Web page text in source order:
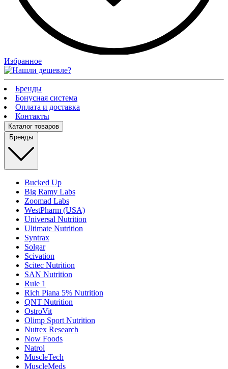
Избранное
Бренды
Бонусная система
Оплата и доставка
Контакты
Каталог товаров
Бренды
Bucked Up
Big Ramy Labs
Zoomad Labs
WestPharm (USA)
Universal Nutrition
Ultimate Nutrition
Syntrax
Solgar
Scivation
Scitec Nutrition
SAN Nutrition
Rule 1
Rich Piana 5% Nutrition
QNT Nutrition
OstroVit
Olimp Sport Nutrition
Nutrex Research
Now Foods
Natrol
MuscleTech
MuscleMeds